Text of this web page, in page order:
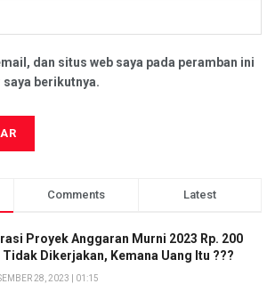
dan situs web saya pada peramban ini
berikutnya.
Comments Latest
Proyek Anggaran Murni 2023 Rp. 200
Dikerjakan, Kemana Uang Itu ???
28, 2023 | 01:15